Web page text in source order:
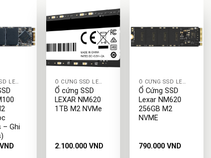
Ổ CỨNG SSD LEXAR
– Ghi
VND
+
Ổ CỨNG SSD LEXAR
Ổ cứng SSD
LEXAR NM620
1TB M2 NVMe
2.100.000VND
Ổ CỨNG SSD LEXAR
Ổ Cứng SSD
Lexar NM620
256GB M2
NVME
790.000 VND